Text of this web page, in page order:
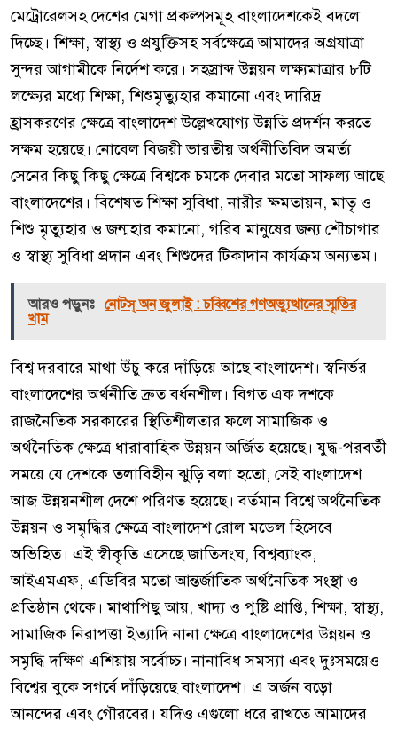
মেট্রোরেলসহ দেশের মেগা প্রকল্পসমূহ বাংলাদেশকেই বদলে
দিচ্ছে। শিক্ষা, স্বাস্থ্য ও প্রযুক্তিসহ সর্বক্ষেত্রে আমাদের অগ্রযাত্রা
সুন্দর আগামীকে নির্দেশ করে। সহস্রাব্দ উন্নয়ন লক্ষ্যমাত্রার ৮টি
লক্ষ্যের মধ্যে শিক্ষা, শিশুমৃত্যুহার কমানো এবং দারিদ্র
হ্রাসকরণের ক্ষেত্রে বাংলাদেশ উল্লেখযোগ্য উন্নতি প্রদর্শন করতে
সক্ষম হয়েছে। নোবেল বিজয়ী ভারতীয় অর্থনীতিবিদ অমর্ত্য
সেনের কিছু কিছু ক্ষেত্রে বিশ্বকে চমকে দেবার মতো সাফল্য আছে
বাংলাদেশের। বিশেষত শিক্ষা সুবিধা, নারীর ক্ষমতায়ন, মাতৃ ও
শিশু মৃত্যুহার ও জন্মহার কমানো, গরিব মানুষের জন্য শৌচাগার
ও স্বাস্থ্য সুবিধা প্রদান এবং শিশুদের টিকাদান কার্যক্রম অন্যতম।
আরও পড়ুনঃ নোটস্ অন জুলাই : চব্বিশের গণঅভ্যুত্থানের স্মৃতির
খাম
বিশ্ব দরবারে মাথা উঁচু করে দাঁড়িয়ে আছে বাংলাদেশ। স্বনির্ভর
বাংলাদেশের অর্থনীতি দ্রুত বর্ধনশীল। বিগত এক দশকে
রাজনৈতিক সরকারের স্থিতিশীলতার ফলে সামাজিক ও
অর্থনৈতিক ক্ষেত্রে ধারাবাহিক উন্নয়ন অর্জিত হয়েছে। যুদ্ধ-পরবর্তী
সময়ে যে দেশকে তলাবিহীন ঝুড়ি বলা হতো, সেই বাংলাদেশ
আজ উন্নয়নশীল দেশে পরিণত হয়েছে। বর্তমান বিশ্বে অর্থনৈতিক
উন্নয়ন ও সমৃদ্ধির ক্ষেত্রে বাংলাদেশ রোল মডেল হিসেবে
অভিহিত। এই স্বীকৃতি এসেছে জাতিসংঘ, বিশ্বব্যাংক,
আইএমএফ, এডিবির মতো আন্তর্জাতিক অর্থনৈতিক সংস্থা ও
প্রতিষ্ঠান থেকে। মাথাপিছু আয়, খাদ্য ও পুষ্টি প্রাপ্তি, শিক্ষা, স্বাস্থ্য,
সামাজিক নিরাপত্তা ইত্যাদি নানা ক্ষেত্রে বাংলাদেশের উন্নয়ন ও
সমৃদ্ধি দক্ষিণ এশিয়ায় সর্বোচ্চ। নানাবিধ সমস্যা এবং দুঃসময়েও
বিশ্বের বুকে সগর্বে দাঁড়িয়েছে বাংলাদেশ। এ অর্জন বড়ো
আনন্দের এবং গৌরবের। যদিও এগুলো ধরে রাখতে আমাদের